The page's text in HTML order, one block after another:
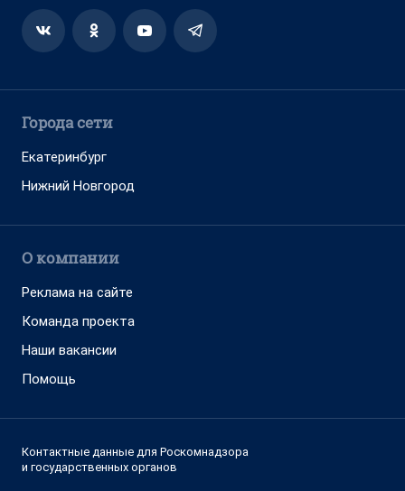
Города сети
Екатеринбург
Нижний Новгород
О компании
Реклама на сайте
Команда проекта
Наши вакансии
Помощь
Контактные данные для Роскомнадзора
и государственных органов